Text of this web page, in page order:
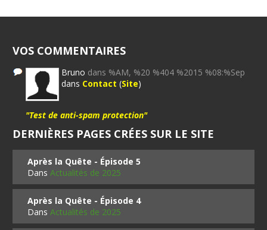
VOS COMMENTAIRES
Bruno dans %AM, %20 %404 %2015 %08:%Sep
dans Contact (Site)
"Test de anti-spam protection"
DERNIÈRES PAGES CRÉES SUR LE SITE
Après la Quête - Épisode 5
DansActualités de 2025
Après la Quête - Épisode 4
DansActualités de 2025